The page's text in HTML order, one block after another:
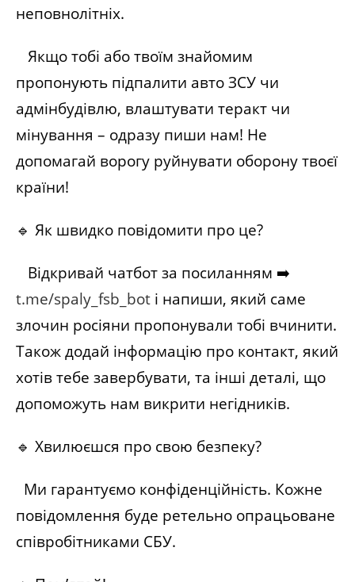
неповнолітніх.
Якщо тобі або твоїм знайомим
пропонують підпалити авто ЗСУ чи
адмінбудівлю, влаштувати теракт чи
мінування – одразу пиши нам! Не
допомагай ворогу руйнувати оборону твоєї
країни!
🔹 Як швидко повідомити про це?
Відкривай чатбот за посиланням ➡️
t.me/spaly_fsb_bot і напиши, який саме
злочин росіяни пропонували тобі вчинити.
Також додай інформацію про контакт, який
хотів тебе завербувати, та інші деталі, що
допоможуть нам викрити негідників.
🔹 Хвилюєшся про свою безпеку?
Ми гарантуємо конфіденційність. Кожне
повідомлення буде ретельно опрацьоване
співробітниками СБУ.